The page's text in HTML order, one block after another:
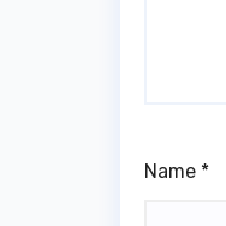
Name *